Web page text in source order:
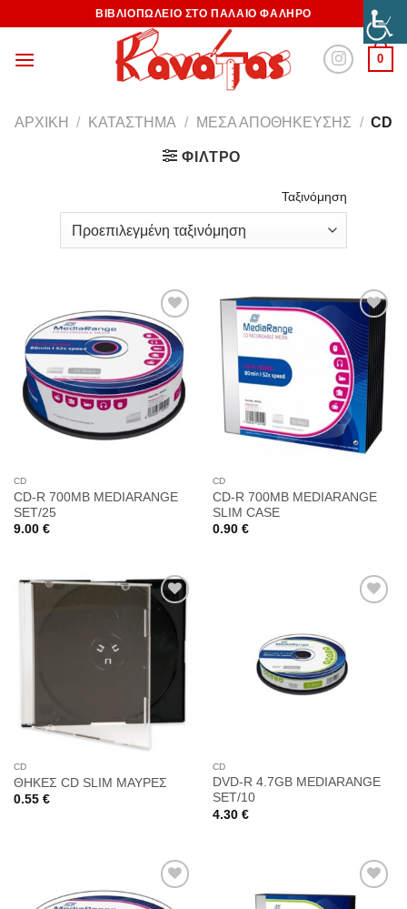
ΒΙΒΛΙΟΠΩΛΕΙΟ ΣΤΟ ΠΑΛΑΙΟ ΦΑΛΗΡΟ
0
ΑΡΧΙΚΉ / ΚΑΤΆΣΤΗΜΑ / ΜΈΣΑ ΑΠΟΘΉΚΕΥΣΗΣ / CD
ΦΊΛΤΡΟ
Ταξινόμηση
Προσθήκη
στη
Wishlist
CD
CD-R 700MB MEDIARANGE
SET/25
9.00 €
Προσθήκη
στη
Wishlist
CD
CD-R 700MB MEDIARANGE
SLIM CASE
0.90 €
CD
ΘΗΚΕΣ CD SLIM ΜΑΥΡΕΣ
0.55 €
Προσθήκη
Wishlist
CD
DVD-R 4.7GB MEDIARANGE
SET/10
4.30 €